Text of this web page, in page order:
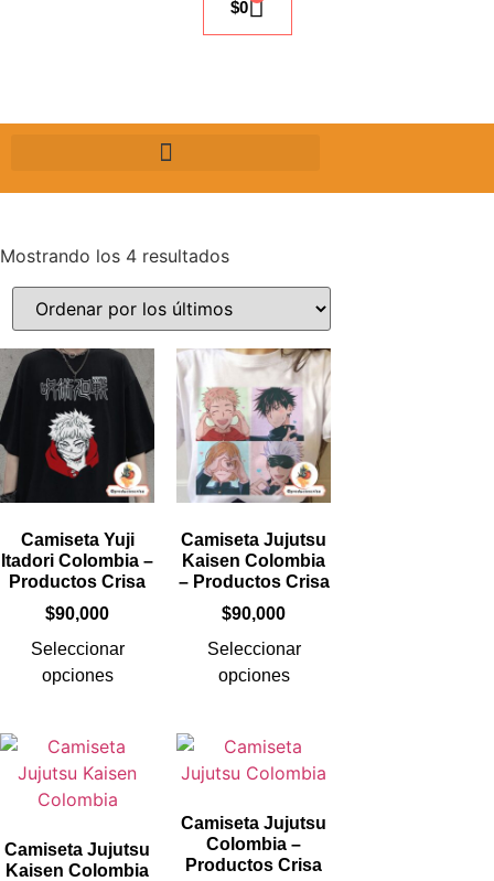
$0
Mostrando los 4 resultados
Camiseta Yuji
Itadori Colombia –
Productos Crisa
$90,000
Seleccionar
opciones
Camiseta Jujutsu
Kaisen Colombia
– Productos Crisa
$90,000
Seleccionar
opciones
Camiseta Jujutsu
Kaisen Colombia
Camiseta Jujutsu
Colombia –
Productos Crisa